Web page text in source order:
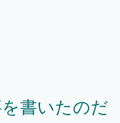
書いたのだ